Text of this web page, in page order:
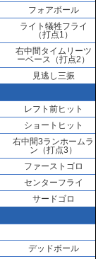
フォアボール
ライト犠牲フライ
（打点1）
右中間タイムリーツ
ーベース（打点2）
見逃し三振
レフト前ヒット
ショートヒット
右中間3ランホームラ
ン（打点3）
ファーストゴロ
センターフライ
サードゴロ
デッドボール